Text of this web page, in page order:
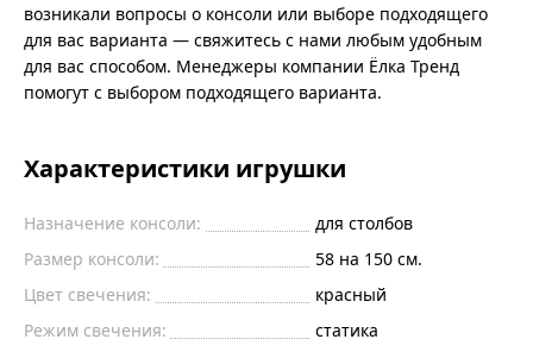
возникали вопросы о консоли или выборе подходящего
для вас варианта — свяжитесь с нами любым удобным
для вас способом. Менеджеры компании Ёлка Тренд
помогут с выбором подходящего варианта.
Характеристики игрушки
Назначение консоли:
для столбов
Размер консоли:
58 на 150 см.
Цвет свечения:
красный
Режим свечения:
статика